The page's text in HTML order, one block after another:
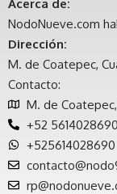
Acerca de:
NodoNueve.com
Dirección:
M. de Coatepec,
Contacto:
M. de
+52 5614028690
+525614028690